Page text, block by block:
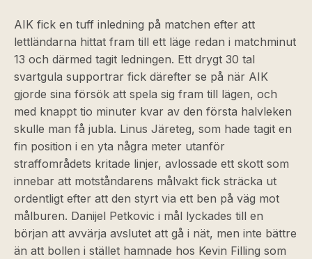
AIK fick en tuff inledning på matchen efter att
lettländarna hittat fram till ett läge redan i matchminut
13 och därmed tagit ledningen. Ett drygt 30 tal
svartgula supportrar fick därefter se på när AIK
gjorde sina försök att spela sig fram till lägen, och
med knappt tio minuter kvar av den första halvleken
skulle man få jubla. Linus Järeteg, som hade tagit en
fin position i en yta några meter utanför
straffområdets kritade linjer, avlossade ett skott som
innebar att motståndarens målvakt fick sträcka ut
ordentligt efter att den styrt via ett ben på väg mot
målburen. Danijel Petkovic i mål lyckades till en
början att avvärja avslutet att gå i nät, men inte bättre
än att bollen i stället hamnade hos Kevin Filling som